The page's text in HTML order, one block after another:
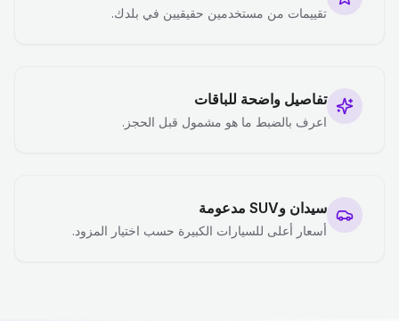
تقييمات من مستخدمين حقيقيين في بلدك.
تفاصيل واضحة للباقات
اعرف بالضبط ما هو مشمول قبل الحجز.
سيدان وSUV مدعومة
أسعار أعلى للسيارات الكبيرة حسب اختيار المزود.